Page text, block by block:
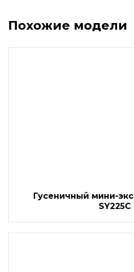
Похожие модели
Гусеничный мини-
SY225C